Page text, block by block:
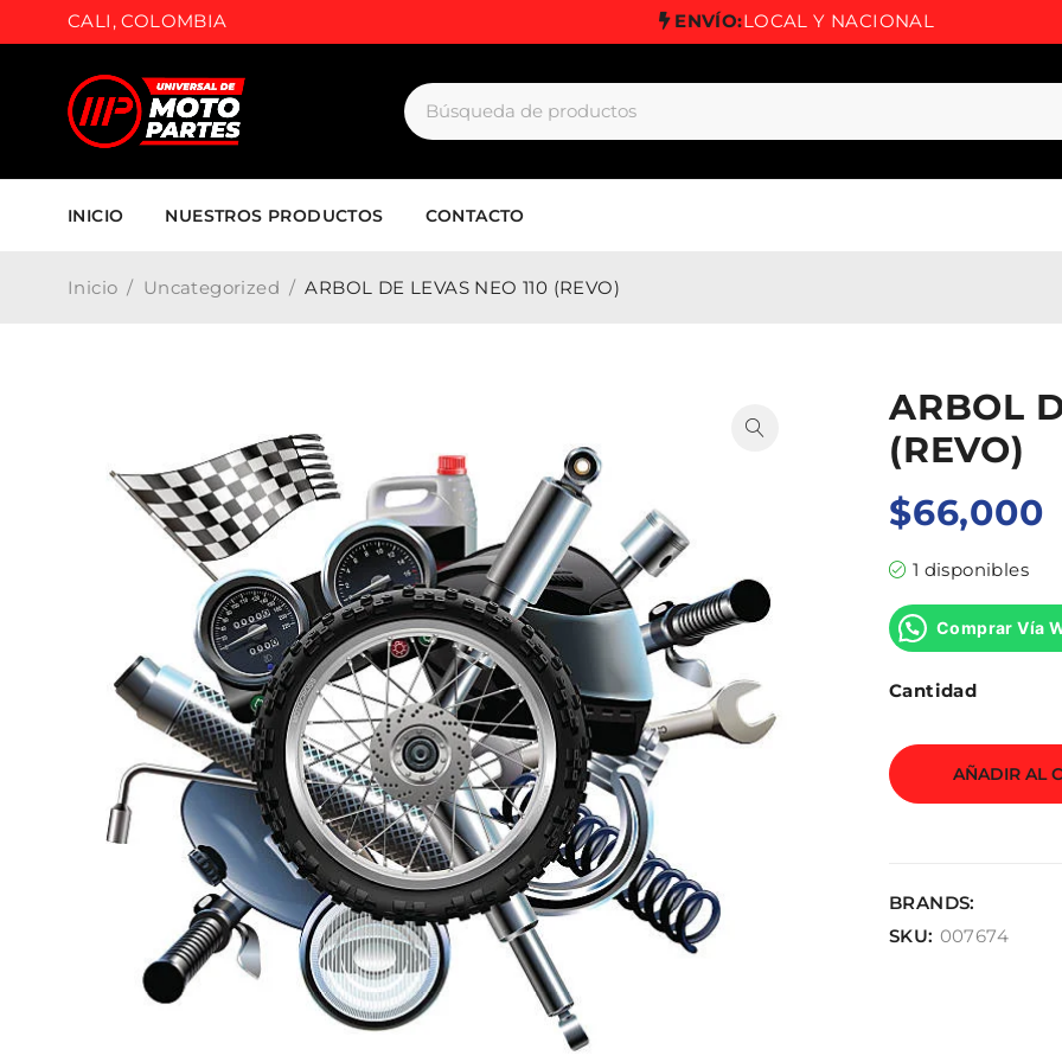
CALI, COLOMBIA ENVÍO:LOCAL Y NACIONAL
INICIO NUESTROS PRODUCTOS CONTACTO
Inicio / Uncategorized / ARBOL DE LEVAS NEO 110 (REVO)
ARBOL
(REVO)
$66,000
1 disponibles
Comprar Vía
Cantidad
AÑADIR AL
BRANDS:
SKU: 007674